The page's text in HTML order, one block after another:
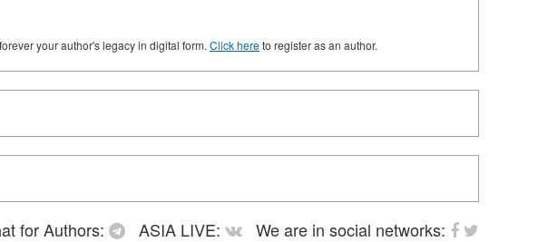
your author's legacy in digital form. Click hereto register as an author.
for Authors: ASIA LIVE:
We are in social networks: